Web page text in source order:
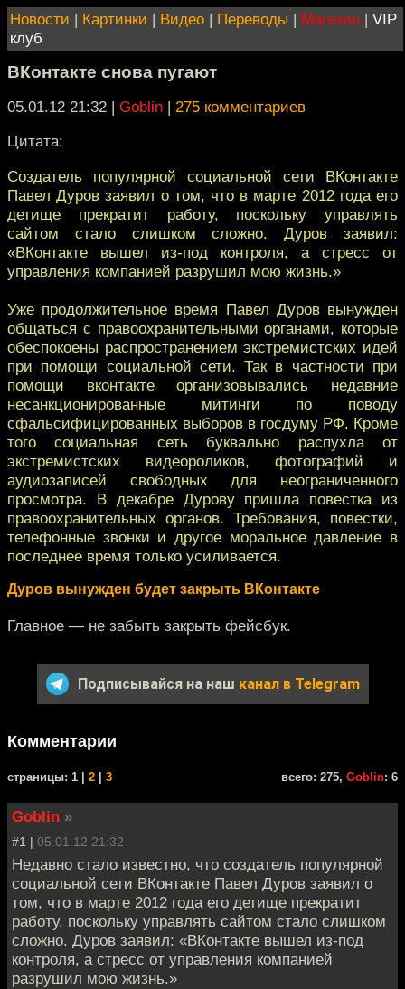
Новости | Картинки | Видео | Переводы | Магазин | VIP
клуб
ВКонтакте снова пугают
05.01.12 21:32 | Goblin | 275 комментариев
Цитата:
Создатель популярной социальной сети ВКонтакте
Павел Дуров заявил о том, что в марте 2012 года его
детище прекратит работу, поскольку управлять
сайтом стало слишком сложно. Дуров заявил:
«ВКонтакте вышел из-под контроля, а стресс от
управления компанией разрушил мою жизнь.»
Уже продолжительное время Павел Дуров вынужден
общаться с правоохранительными органами, которые
обеспокоены распространением экстремистских идей
при помощи социальной сети. Так в частности при
помощи вконтакте организовывались недавние
несанкционированные митинги по поводу
сфальсифицированных выборов в госдуму РФ. Кроме
того социальная сеть буквально распухла от
экстремистских видеороликов, фотографий и
аудиозаписей свободных для неограниченного
просмотра. В декабре Дурову пришла повестка из
правоохранительных органов. Требования, повестки,
телефонные звонки и другое моральное давление в
последнее время только усиливается.
Дуров вынужден будет закрыть ВКонтакте
Главное — не забыть закрыть фейсбук.
Подписывайся на наш канал в Telegram
Комментарии
cтраницы: 1 | 2 3 всего: 275, Goblin: 6
Goblin »
#1 | 05.01.12 21:32
Недавно стало известно, что создатель популярной
социальной сети ВКонтакте Павел Дуров заявил о
том, что в марте 2012 года его детище прекратит
работу, поскольку управлять сайтом стало слишком
сложно. Дуров заявил: «ВКонтакте вышел из-под
контроля, а стресс от управления компанией
разрушил мою жизнь.»